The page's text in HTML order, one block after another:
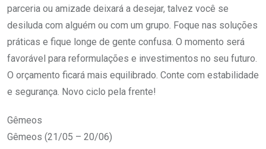
parceria ou amizade deixará a desejar, talvez você se
desiluda com alguém ou com um grupo. Foque nas soluções
práticas e fique longe de gente confusa. O momento será
favorável para reformulações e investimentos no seu futuro.
O orçamento ficará mais equilibrado. Conte com estabilidade
e segurança. Novo ciclo pela frente!
Gêmeos
Gêmeos (21/05 – 20/06)